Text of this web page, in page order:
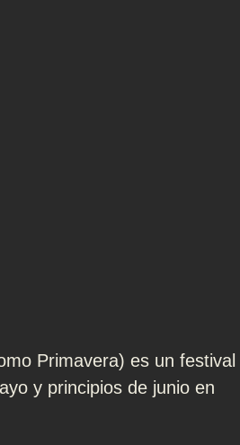
Primavera) es un festival
y principios de junio en